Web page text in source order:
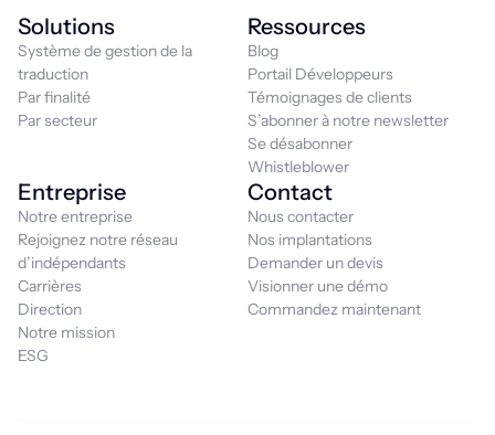
Solutions
Système de gestion de la
traduction
Par finalité
Par secteur
Ressources
Blog
Portail Développeurs
Témoignages de clients
S’abonner à notre newsletter
Se désabonner
Whistleblower
Entreprise
Notre entreprise
Rejoignez notre réseau
d’indépendants
Carrières
Direction
Notre mission
ESG
Contact
Nous contacter
Nos implantations
Demander un devis
Visionner une démo
Commandez maintenant